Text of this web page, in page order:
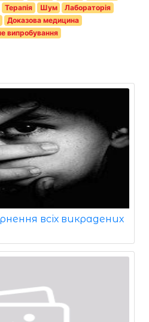
Терапія Шум
Лабораторія
Доказова медицина
випробування
всіх викрадених